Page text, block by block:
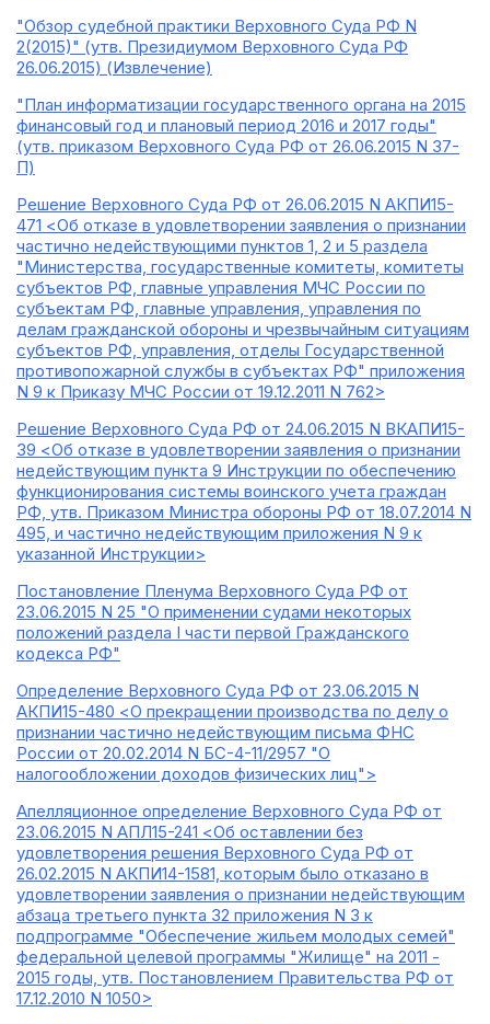
"Обзор судебной практики Верховного Суда РФ N
2(2015)" (утв. Президиумом Верховного Суда РФ
26.06.2015) (Извлечение)
"План информатизации государственного органа на 2015
финансовый год и плановый период 2016 и 2017 годы"
(утв. приказом Верховного Суда РФ от 26.06.2015 N 37-
П)
Решение Верховного Суда РФ от 26.06.2015 N АКПИ15-
471 <Об отказе в удовлетворении заявления о признании
частично недействующими пунктов 1, 2 и 5 раздела
"Министерства, государственные комитеты, комитеты
субъектов РФ, главные управления МЧС России по
субъектам РФ, главные управления, управления по
делам гражданской обороны и чрезвычайным ситуациям
субъектов РФ, управления, отделы Государственной
противопожарной службы в субъектах РФ" приложения
N 9 к Приказу МЧС России от 19.12.2011 N 762>
Решение Верховного Суда РФ от 24.06.2015 N ВКАПИ15-
39 <Об отказе в удовлетворении заявления о признании
недействующим пункта 9 Инструкции по обеспечению
функционирования системы воинского учета граждан
РФ, утв. Приказом Министра обороны РФ от 18.07.2014 N
495, и частично недействующим приложения N 9 к
указанной Инструкции>
Постановление Пленума Верховного Суда РФ от
23.06.2015 N 25 "О применении судами некоторых
положений раздела I части первой Гражданского
кодекса РФ"
Определение Верховного Суда РФ от 23.06.2015 N
АКПИ15-480 <О прекращении производства по делу о
признании частично недействующим письма ФНС
России от 20.02.2014 N БС-4-11/2957 "О
налогообложении доходов физических лиц">
Апелляционное определение Верховного Суда РФ от
23.06.2015 N АПЛ15-241 <Об оставлении без
удовлетворения решения Верховного Суда РФ от
26.02.2015 N АКПИ14-1581, которым было отказано в
удовлетворении заявления о признании недействующим
абзаца третьего пункта 32 приложения N 3 к
подпрограмме "Обеспечение жильем молодых семей"
федеральной целевой программы "Жилище" на 2011 -
2015 годы, утв. Постановлением Правительства РФ от
17.12.2010 N 1050>